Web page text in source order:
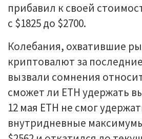
прибавил к своей
с $1825 до $2700.
Колебания, охватившие
криптовалют за последние
вызвали сомнения
сможет ли ETH удержать
12 мая ETH не смог
внутридневные